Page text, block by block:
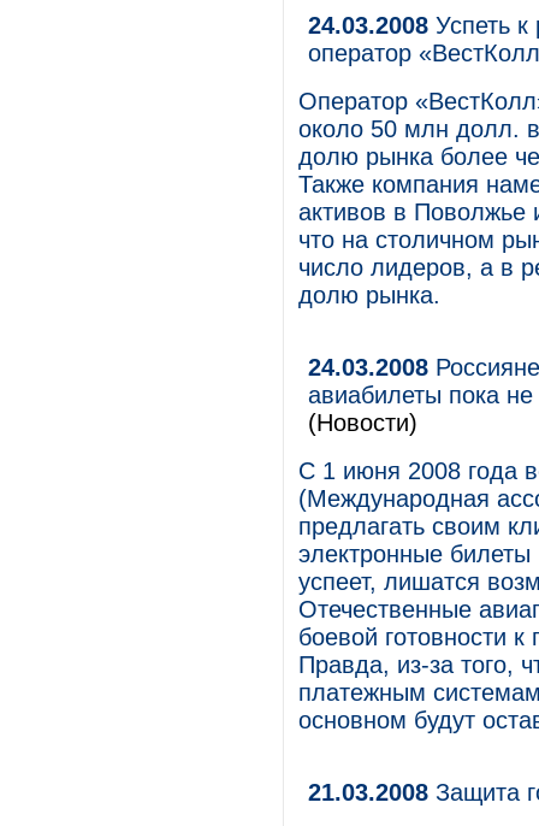
24.03.2008 Успеть к
оператор
Оператор
около 50 млн долл. в
долю рынка более
Также компания
активов в Поволжье
что на столичном
число лидеров, а в
долю рынка.
24.03.2008
авиабилеты пока
(Новости)
С 1 июня 2008 года
(Международная
предлагать своим
электронные
успеет, лишатся
Отечественные
боевой готовности
Правда, из-за того,
платежным
основном будут
21.03.2008 Защита